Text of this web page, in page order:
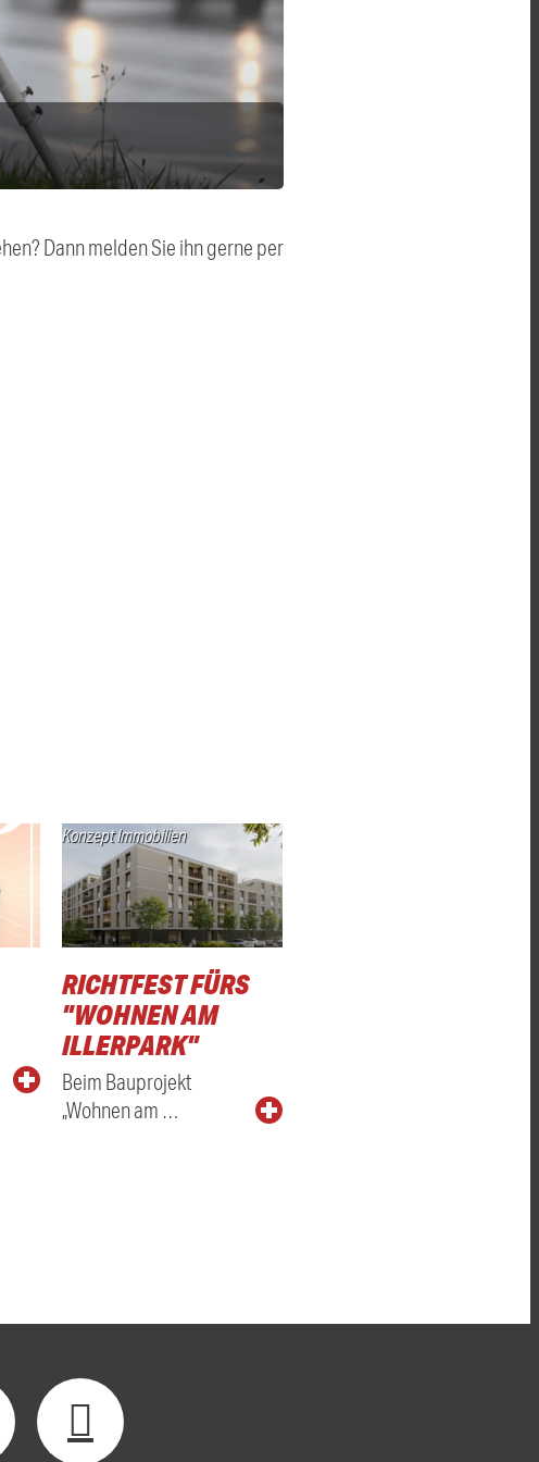
Dann melden Sie ihn gerne per
Konzept Immobilien
RICHTFEST FÜRS
"WOHNEN AM
ILLERPARK"
Beim Bauprojekt
„Wohnen am …